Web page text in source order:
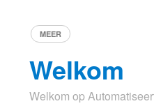
MEER
Welkom
Welkom op